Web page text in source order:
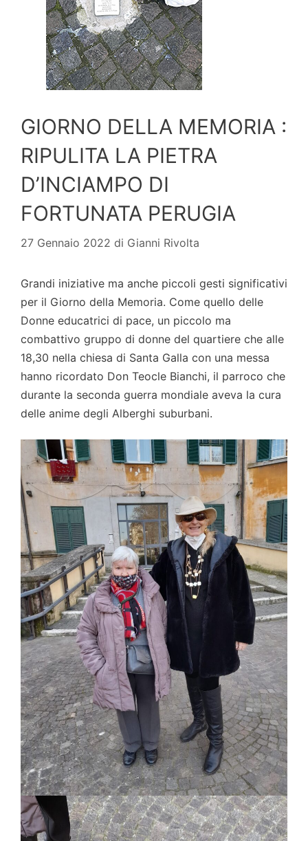
GIORNO DELLA MEMORIA :
RIPULITA LA PIETRA
D’INCIAMPO DI
FORTUNATA PERUGIA
27 Gennaio 2022 di Gianni Rivolta
Grandi iniziative ma anche piccoli gesti significativi
per il Giorno della Memoria. Come quello delle
Donne educatrici di pace, un piccolo ma
combattivo gruppo di donne del quartiere che alle
18,30 nella chiesa di Santa Galla con una messa
hanno ricordato Don Teocle Bianchi, il parroco che
durante la seconda guerra mondiale aveva la cura
delle anime degli Alberghi suburbani.